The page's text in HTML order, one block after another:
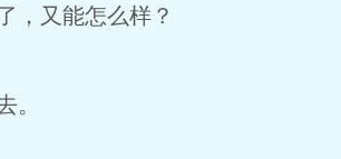
，又能怎么样？
。